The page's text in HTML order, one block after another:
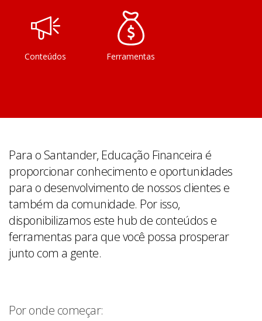
Conteúdos Ferramentas
Para o Santander, Educação Financeira é
proporcionar conhecimento e oportunidades
para o desenvolvimento de nossos clientes e
também da comunidade. Por isso,
disponibilizamos este hub de conteúdos e
ferramentas para que você possa prosperar
junto com a gente.
Por onde começar: